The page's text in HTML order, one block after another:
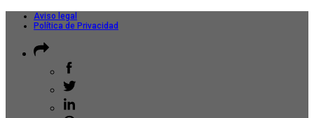
Aviso legal
Política de Privacidad